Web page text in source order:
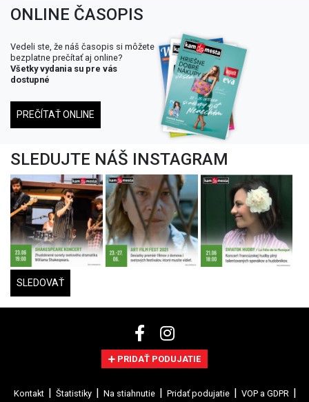
ONLINE ČASOPIS
Vedeli ste, že náš časopis si môžete
bezplatne prečítať aj online?
Všetky vydania su pre vás
dostupné
PREČÍTAŤ ONLINE
SLEDUJTE NÁŠ INSTAGRAM
SLEDOVAŤ
PRIDAŤ PODUJATIE
Kontakt Štatistiky Na stiahnutie Pridať podujatie VOP a GDPR